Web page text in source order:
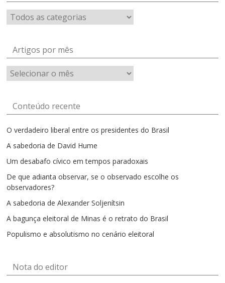
Artigos por mês
Artigos
por
Conteúdo recente
O verdadeiro liberal entre os presidentes do Brasil
A sabedoria de David Hume
Um desabafo cívico em tempos paradoxais
De que adianta observar, se o observado escolhe os
observadores?
A sabedoria de Alexander Soljenítsin
A bagunça eleitoral de Minas é o retrato do Brasil
Populismo e absolutismo no cenário eleitoral
Nota do editor